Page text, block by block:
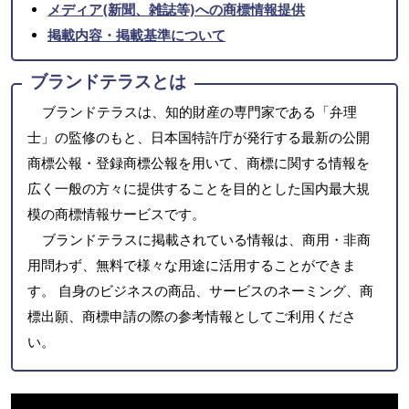
メディア(新聞、雑誌等)への商標情報提供
掲載内容・掲載基準について
ブランドテラスとは
ブランドテラスは、知的財産の専門家である「弁理
士」の監修のもと、日本国特許庁が発行する最新の公開
商標公報・登録商標公報を用いて、商標に関する情報を
広く一般の方々に提供することを目的とした国内最大規
模の商標情報サービスです。
ブランドテラスに掲載されている情報は、商用・非商
用問わず、無料で様々な用途に活用することができま
す。 自身のビジネスの商品、サービスのネーミング、商
標出願、商標申請の際の参考情報としてご利用くださ
い。